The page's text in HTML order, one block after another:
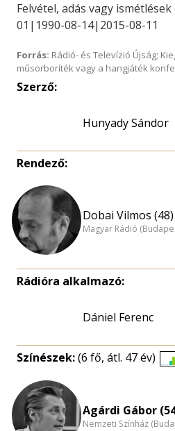
Felvétel, adás vagy
01|1990-08-14|2015-08-11
Forrás: Rádió- és Televízió Újság;
műsorboríték vagy a hangjáték
Szerző:
Hunyady Sándor
Rendező:
Dobai Vilmos (48)
Magyar Rádió
Rádióra alkalmazó:
Dániel Ferenc
Színészek:(6 fő, átl. 47 év)
Agárdi Gábor
Nemzeti Színház